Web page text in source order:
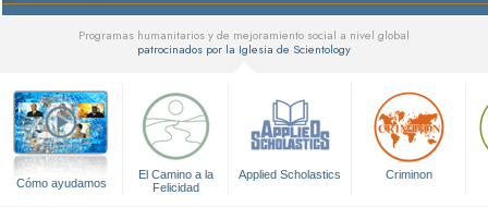
Programas humanitarios y de mejoramiento social a nivel global
patrocinados por la Iglesia de Scientology
Cómo ayudamos
El Camino a la
Felicidad
Applied Scholastics Criminon